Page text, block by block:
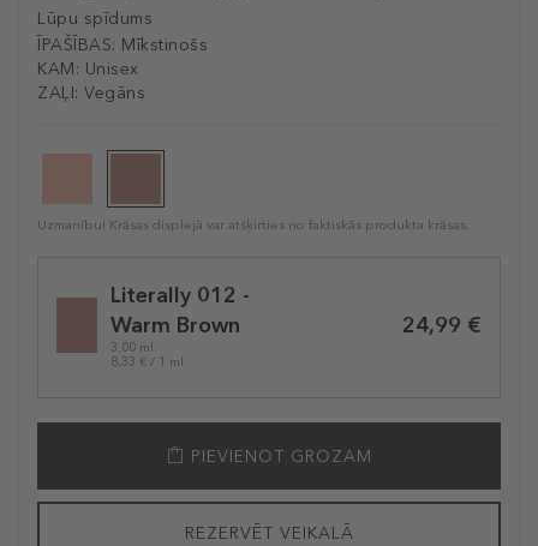
Lūpu spīdums
ĪPAŠĪBAS: Mīkstinošs
KAM: Unisex
ZAĻI: Vegāns
Uzmanību! Krāsas displejā var atšķirties no faktiskās produkta krāsas.
variationLiterally 012 -
Warm Brown
3.00 ml
8,33 € / 1 ml
24,99 €
PIEVIENOT GROZAM
REZERVĒT VEIKALĀ